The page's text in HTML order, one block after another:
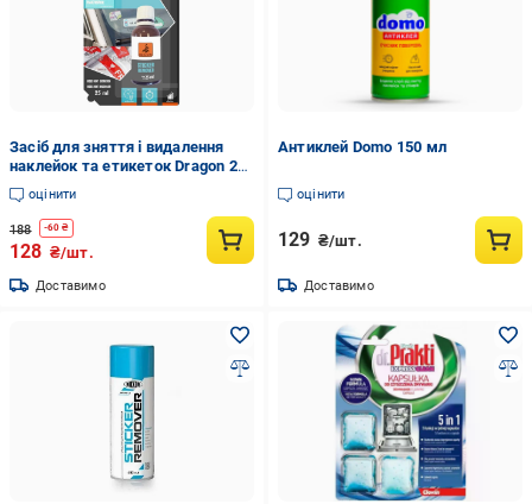
Засіб для зняття і видалення
наклейок та етикеток Dragon 25
мл
оцінити
188 -60 ₴
128 ₴/шт.
Доставимо
Антиклей Domo 150 мл
оцінити
129 ₴/шт.
Доставимо